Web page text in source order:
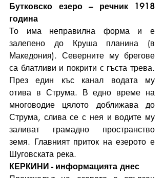
Бутковско езеро – речник 1918
година
То има неправилна форма и е
залепено до Круша планина (в
Македония). Северните му брегове
са блатливи и покрити с гъста трева.
През един къс канал водата му
отива в Струма. В едно време на
многоводие цялото доближава до
Струма, слива се с нея и водите му
заливат грамадно пространство
земя. Главният приток на езерото е
Шуговската река.
КЕРКИНИ - информацията днес